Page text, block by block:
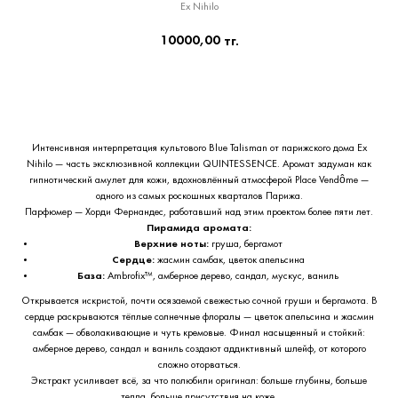
Ex Nihilo
10000,00 тг.
Интенсивная интерпретация культового Blue Talisman от парижского дома Ex
Nihilo — часть эксклюзивной коллекции QUINTESSENCE. Аромат задуман как
гипнотический амулет для кожи, вдохновлённый атмосферой Place Vendôme —
одного из самых роскошных кварталов Парижа.
Парфюмер — Хорди Фернандес, работавший над этим проектом более пяти лет.
Пирамида аромата:
Верхние ноты:груша, бергамот
Сердце:жасмин самбак, цветок апельсина
База: Ambrofix™, амберное дерево, сандал, мускус, ваниль
Открывается искристой, почти осязаемой свежестью сочной груши и бергамота. В
сердце раскрываются тёплые солнечные флоралы — цветок апельсина и жасмин
самбак — обволакивающие и чуть кремовые. Финал насыщенный и стойкий:
амберное дерево, сандал и ваниль создают аддиктивный шлейф, от которого
сложно оторваться.
Экстракт усиливает всё, за что полюбили оригинал: больше глубины, больше